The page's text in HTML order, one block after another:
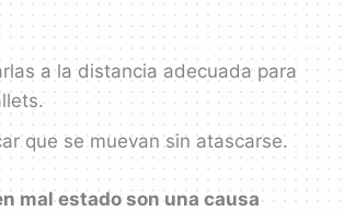
a la distancia adecuada para
que se muevan sin atascarse.
mal estado son una causa